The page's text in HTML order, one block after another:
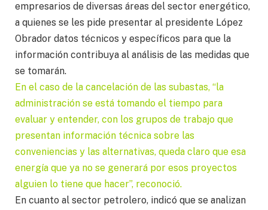
empresarios de diversas áreas del sector energético,
a quienes se les pide presentar al presidente López
Obrador datos técnicos y específicos para que la
información contribuya al análisis de las medidas que
se tomarán.
En el caso de la cancelación de las subastas, “la
administración se está tomando el tiempo para
evaluar y entender, con los grupos de trabajo que
presentan información técnica sobre las
conveniencias y las alternativas, queda claro que esa
energía que ya no se generará por esos proyectos
alguien lo tiene que hacer”, reconoció.
En cuanto al sector petrolero, indicó que se analizan